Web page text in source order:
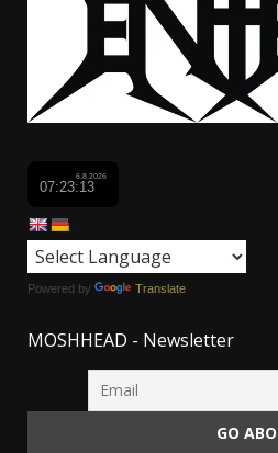
Powered by Translate
MOSHHEAD - Newsletter